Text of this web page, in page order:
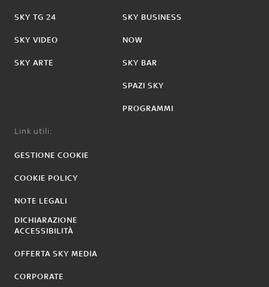
SKY TG 24
SKY VIDEO
SKY ARTE
SKY BUSINESS
NOW
SKY BAR
SPAZI SKY
PROGRAMMI
Link utili:
GESTIONE COOKIE
COOKIE POLICY
NOTE LEGALI
DICHIARAZIONE
ACCESSIBILITÀ
OFFERTA SKY MEDIA
CORPORATE